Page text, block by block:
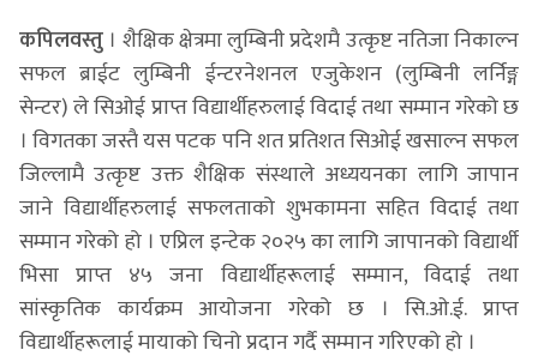
कपिलवस्तु । शैक्षिक क्षेत्रमा लुम्बिनी प्रदेशमै उत्कृष्ट नतिजा निकाल्न
सफल ब्राईट लुम्बिनी ईन्टरनेशनल एजुकेशन (लुम्बिनी लर्निङ्ग
सेन्टर) ले सिओई प्राप्त विद्यार्थीहरुलाई विदाई तथा सम्मान गरेको छ
। विगतका जस्तै यस पटक पनि शत प्रतिशत सिओई खसाल्न सफल
जिल्लामै उत्कृष्ट उक्त शैक्षिक संस्थाले अध्ययनका लागि जापान
जाने विद्यार्थीहरुलाई सफलताको शुभकामना सहित विदाई तथा
सम्मान गरेको हो । एप्रिल इन्टेक २०२५ का लागि जापानको विद्यार्थी
भिसा प्राप्त ४५ जना विद्यार्थीहरूलाई सम्मान, विदाई तथा
सांस्कृतिक कार्यक्रम आयोजना गरेको छ । सि.ओ.ई. प्राप्त
विद्यार्थीहरूलाई मायाको चिनो प्रदान गर्दै सम्मान गरिएको हो ।